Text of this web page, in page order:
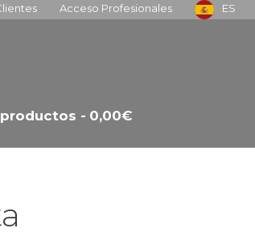
Acceso Profesionales ES
0,00€